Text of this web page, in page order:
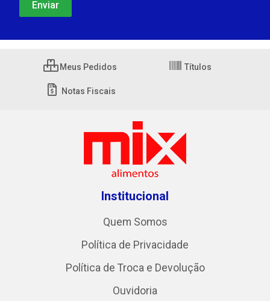
Meus Pedidos Títulos
Notas Fiscais
Institucional
Quem Somos
Política de Privacidade
Política de Troca e Devolução
Ouvidoria